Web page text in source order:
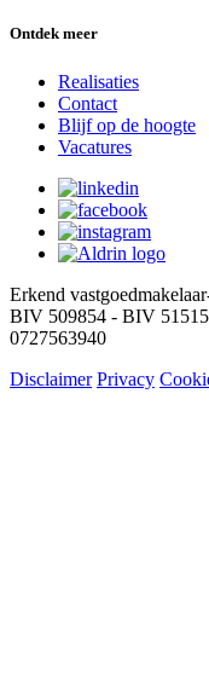
Ontdek meer
Realisaties
Contact
Blijf op de hoogte
Vacatures
Erkend
BIV 509854 - BIV
0727563940
Disclaimer Privacy